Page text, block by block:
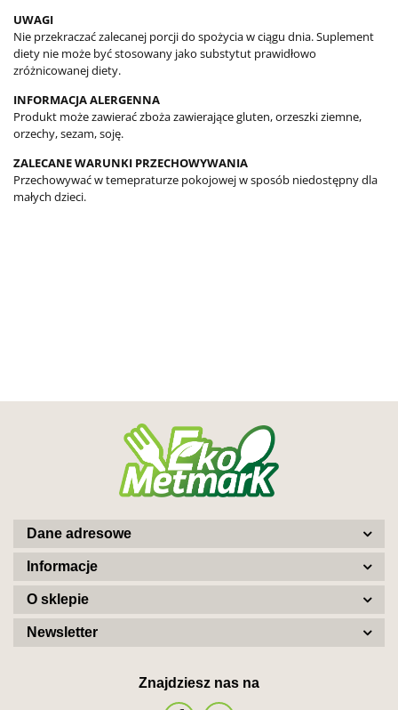
UWAGI
Nie przekraczać zalecanej porcji do spożycia w ciągu dnia. Suplement
diety nie może być stosowany jako substytut prawidłowo
zróżnicowanej diety.
INFORMACJA ALERGENNA
Produkt może zawierać zboża zawierające gluten, orzeszki ziemne,
orzechy, sezam, soję.
ZALECANE WARUNKI PRZECHOWYWANIA
Przechowywać w temepraturze pokojowej w sposób niedostępny dla
małych dzieci.
Dane adresowe
Informacje
O sklepie
Newsletter
Znajdziesz nas na